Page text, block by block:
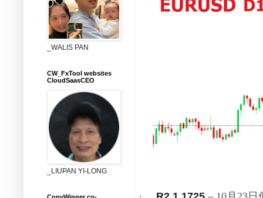
_WALIS PAN
CW_FxTool websites
CloudSaasCEO
_LIUPAN YI-LONG
CopyWinner co-